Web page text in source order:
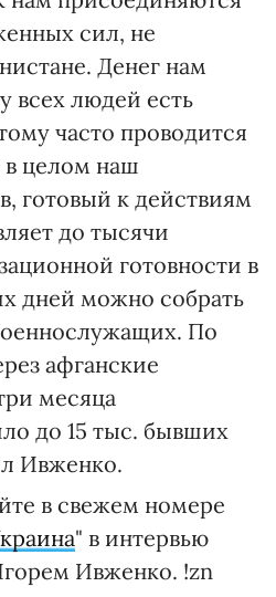
сил, не
Денег нам
всех людей есть
часто проводится
целом наш
готовый к действиям
до тысячи
готовности в
дней можно собрать
По
афганские
месяца
до 15 тыс. бывших
Ивженко.
в свежем номере
" в интервью
Ивженко. !zn